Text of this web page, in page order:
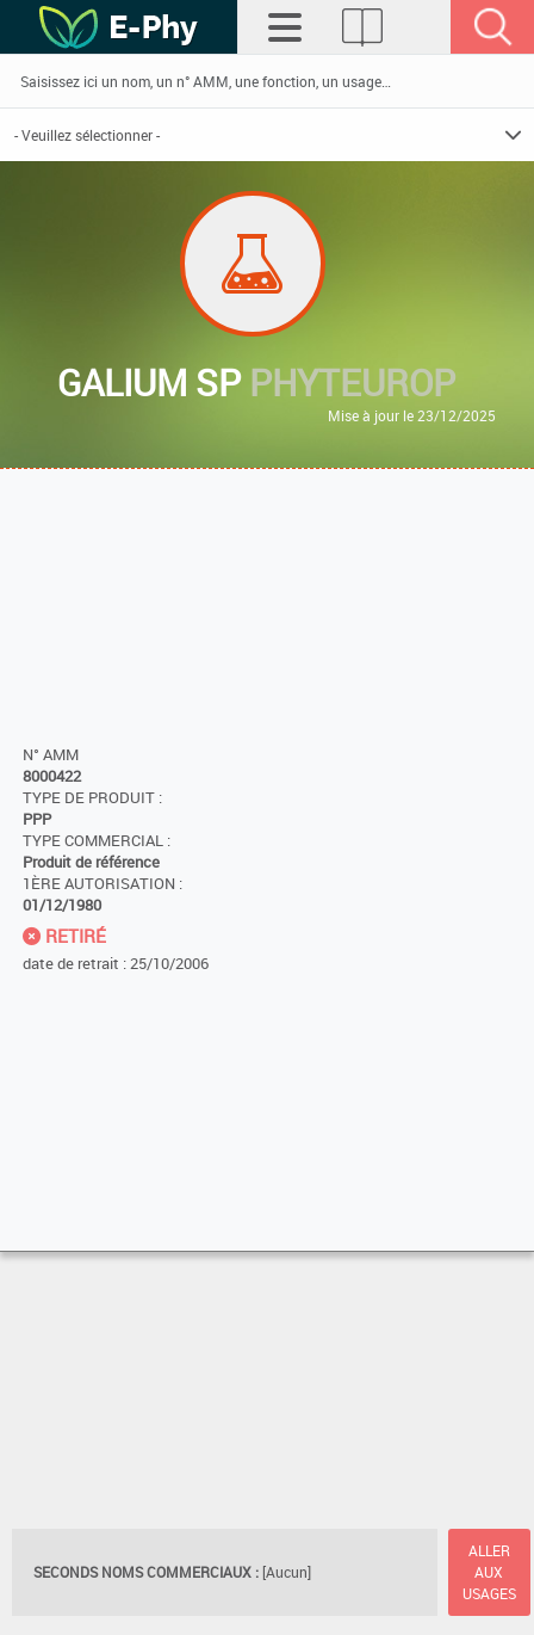
GALIUM SPPHYTEUROP
Mise à jour le 23/12/2025
N° AMM
8000422
TYPE DE PRODUIT :
PPP
TYPE COMMERCIAL :
Produit de référence
1ÈRE AUTORISATION :
01/12/1980
RETIRÉ
date de retrait : 25/10/2006
SECONDS NOMS COMMERCIAUX : [Aucun]
ALLER
AUX
USAGES